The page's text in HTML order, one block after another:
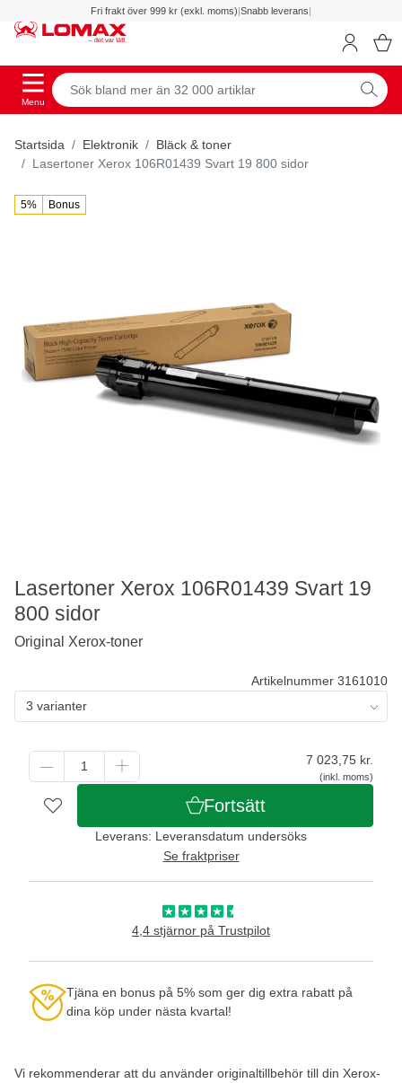
Fri frakt över 999 kr (exkl. moms)|Snabb leverans|
Menu
Startsida Elektronik
Bläck & toner
Lasertoner Xerox 106R01439 Svart 19 800 sidor
5% Bonus
Vi rekommenderar att du använder originaltillbehör till din Xerox-
Artikelnummer 3161010
3 varianter
7 023,75 kr.
(inkl. moms)
Fortsätt
Leverans: Leveransdatum undersöks
Se fraktpriser
4,4 stjärnor på Trustpilot
Tjäna en bonus på 5% som ger dig extra rabatt på
dina köp under nästa kvartal!
Lasertoner Xerox 106R01439 Svart 19
800 sidor
Original Xerox-toner